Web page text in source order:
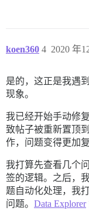
koen360 2020 年
4
是的，这正是我遇
现象。
我已经开始手动修
致帖子被重新置顶
作，问题变得更加复
我打算先查看几个
签的逻辑。之后，
题自动化处理，我
问题。 Data Explorer